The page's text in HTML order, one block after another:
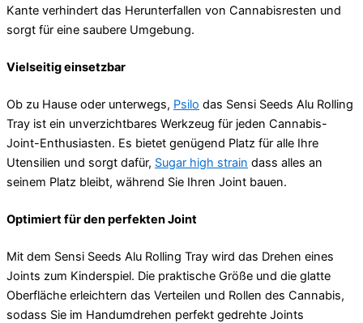
Kante verhindert das Herunterfallen von Cannabisresten und
sorgt für eine saubere Umgebung.
Vielseitig einsetzbar
Ob zu Hause oder unterwegs, Psilo das Sensi Seeds Alu Rolling
Tray ist ein unverzichtbares Werkzeug für jeden Cannabis-
Joint-Enthusiasten. Es bietet genügend Platz für alle Ihre
Utensilien und sorgt dafür, Sugar high strain dass alles an
seinem Platz bleibt, während Sie Ihren Joint bauen.
Optimiert für den perfekten Joint
Mit dem Sensi Seeds Alu Rolling Tray wird das Drehen eines
Joints zum Kinderspiel. Die praktische Größe und die glatte
Oberfläche erleichtern das Verteilen und Rollen des Cannabis,
sodass Sie im Handumdrehen perfekt gedrehte Joints